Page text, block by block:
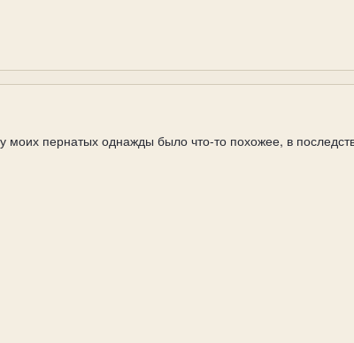
пернатых однажды было что-то похожее, в